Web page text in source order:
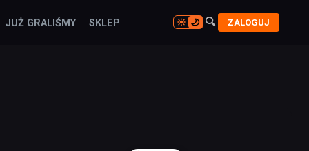
JUŻ GRALIŚMY SKLEP 
 ZALOGUJ